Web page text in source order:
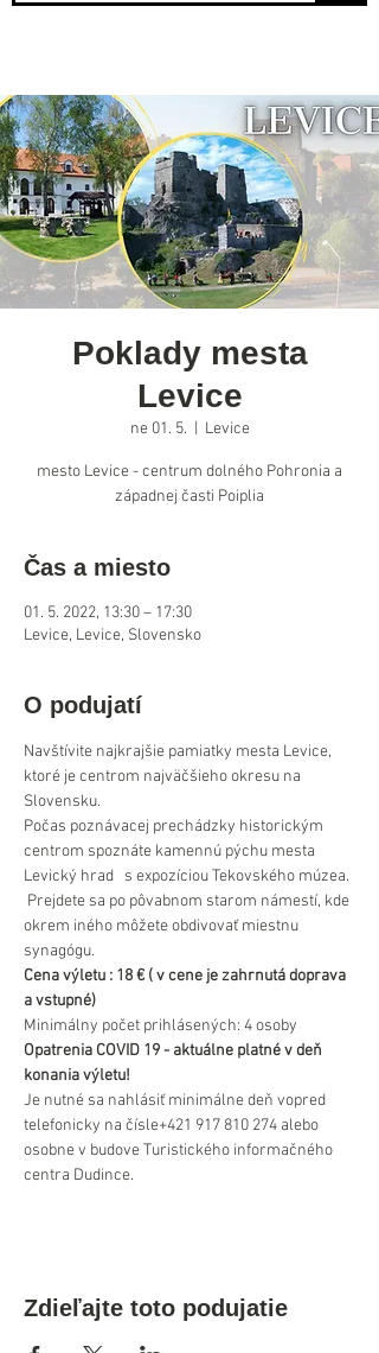
Poklady mesta
Levice
ne 01. 5. Levice
mesto Levice - centrum dolného Pohronia a
západnej časti Poiplia
Čas a miesto
01. 5. 2022, 13:30 – 17:30
Levice, Levice, Slovensko
O podujatí
Navštívite najkrajšie pamiatky mesta Levice,
ktoré je centrom najväčšieho okresu na
Slovensku.
Počas poznávacej prechádzky historickým
centrom spoznáte kamennú pýchu mesta
Levický hrad   s expozíciou Tekovského múzea.
Prejdete sa po pôvabnom starom námestí, kde
okrem iného môžete obdivovať miestnu
synagógu.
Cena výletu : 18 € ( v cene je zahrnutá doprava
a vstupné)
Minimálny počet prihlásených: 4 osoby
Opatrenia COVID 19 - aktuálne platné v deň
konania výletu!
Je nutné sa nahlásiť minimálne deň vopred
telefonicky na čísle+421 917 810 274 alebo
osobne v budove Turistického informačného
centra Dudince.
Zdieľajte toto podujatie